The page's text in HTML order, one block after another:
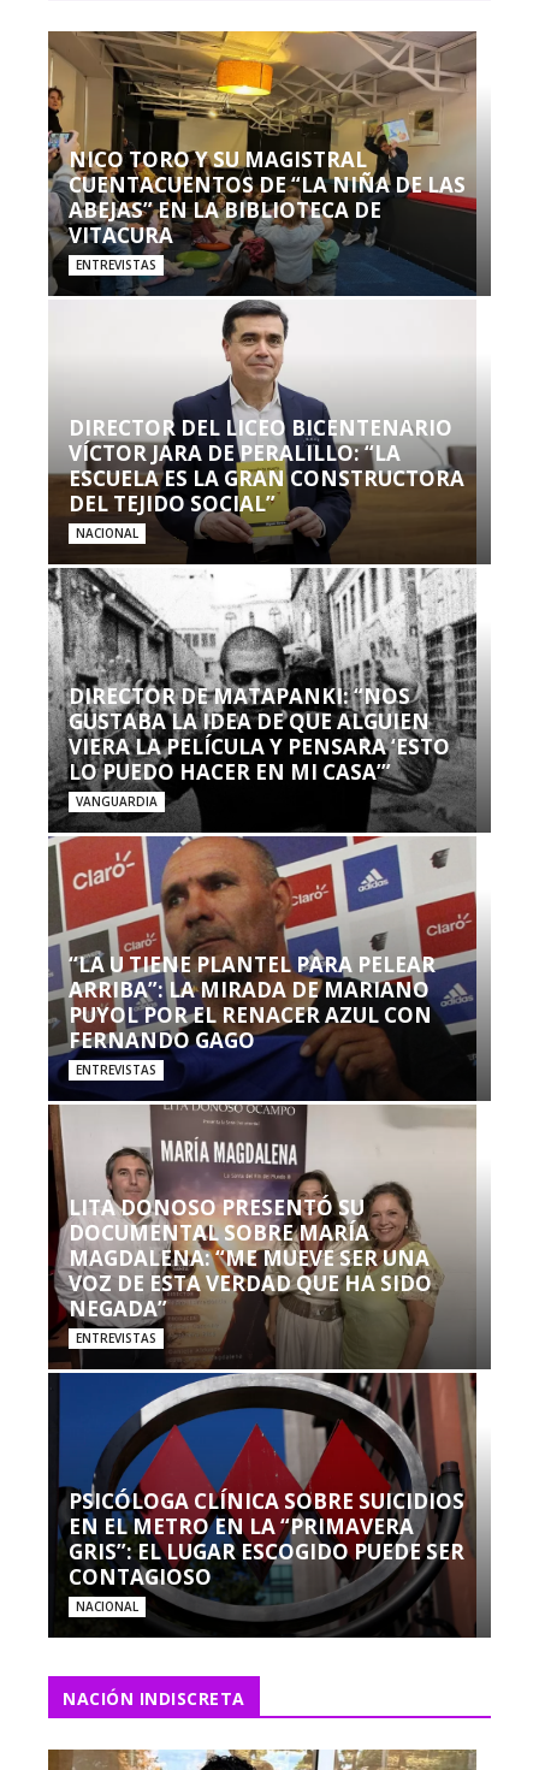
NICO TORO Y SU MAGISTRAL
CUENTACUENTOS DE “LA NIÑA DE LAS
ABEJAS” EN LA BIBLIOTECA DE
VITACURA
ENTREVISTAS
DIRECTOR DEL LICEO BICENTENARIO
VÍCTOR JARA DE PERALILLO: “LA
ESCUELA ES LA GRAN CONSTRUCTORA
DEL TEJIDO SOCIAL”
NACIONAL
DIRECTOR DE MATAPANKI: “NOS
GUSTABA LA IDEA DE QUE ALGUIEN
VIERA LA PELÍCULA Y PENSARA ‘ESTO
LO PUEDO HACER EN MI CASA’”
VANGUARDIA
“LA U TIENE PLANTEL PARA PELEAR
ARRIBA”: LA MIRADA DE MARIANO
PUYOL POR EL RENACER AZUL CON
FERNANDO GAGO
ENTREVISTAS
LITA DONOSO PRESENTÓ SU
DOCUMENTAL SOBRE MARÍA
MAGDALENA: “ME MUEVE SER UNA
VOZ DE ESTA VERDAD QUE HA SIDO
NEGADA”
ENTREVISTAS
PSICÓLOGA CLÍNICA SOBRE SUICIDIOS
EN EL METRO EN LA “PRIMAVERA
GRIS”: EL LUGAR ESCOGIDO PUEDE SER
CONTAGIOSO
NACIONAL
NACIÓN INDISCRETA